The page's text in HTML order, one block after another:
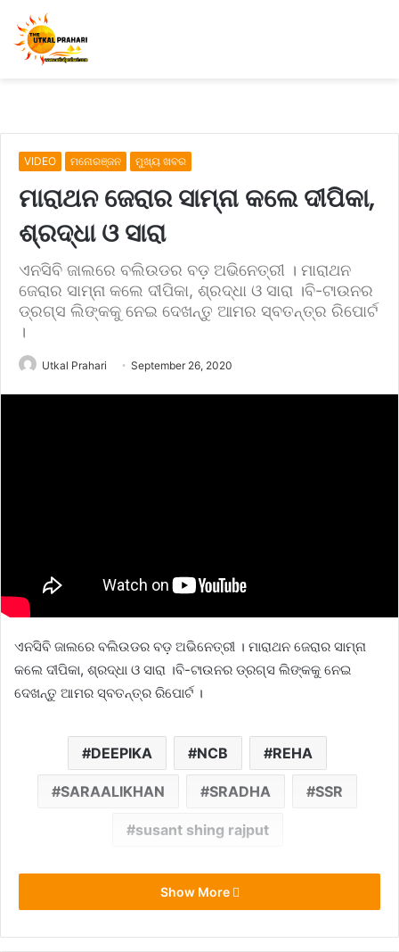
VIDEO ମନୋରଞ୍ଜନ ମୁଖ୍ୟ ଖବର
ମାରାଥନ ଜେରାର ସାମ୍ନା କଲେ ଦୀପିକା,
ଶ୍ରଦ୍ଧା ଓ ସାରା
ଏନସିବି ଜାଲରେ ବଲିଉଡର ବଡ଼ ଅଭିନେତ୍ରୀ । ମାରାଥନ
ଜେରାର ସାମ୍ନା କଲେ ଦୀପିକା, ଶ୍ରଦ୍ଧା ଓ ସାରା ।ବି-ଟାଉନର
ଡ୍ରଗ୍ସ ଲିଙ୍କକୁ ନେଇ ଦେଖନ୍ତୁ ଆମର ସ୍ବତନ୍ତ୍ର ରିପୋର୍ଟ
।
Utkal Prahari September 26, 2020
ଏନସିବି ଜାଲରେ ବଲିଉଡର ବଡ଼ ଅଭିନେତ୍ରୀ । ମାରାଥନ ଜେରାର ସାମ୍ନା
କଲେ ଦୀପିକା, ଶ୍ରଦ୍ଧା ଓ ସାରା ।ବି-ଟାଉନର ଡ୍ରଗ୍ସ ଲିଙ୍କକୁ ନେଇ
ଦେଖନ୍ତୁ ଆମର ସ୍ବତନ୍ତ୍ର ରିପୋର୍ଟ ।
DEEPIKA NCB REHA
SARAALIKHAN SRADHA SSR
susant shing rajput
Show More